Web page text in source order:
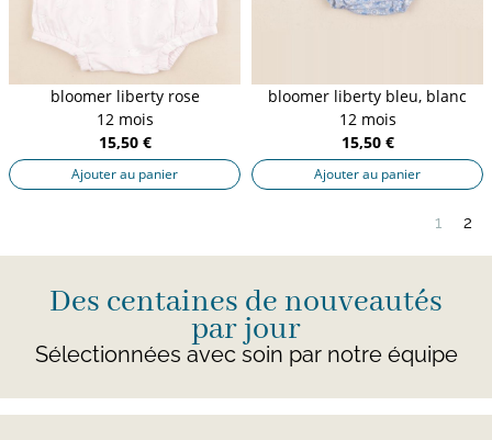
bloomer liberty rose
12 mois
15,50 €
Ajouter au panier
bloomer liberty bleu, blanc
12 mois
15,50 €
Ajouter au panier
1 2
Des centaines de nouveautés
par jour
Sélectionnées avec soin par notre équipe